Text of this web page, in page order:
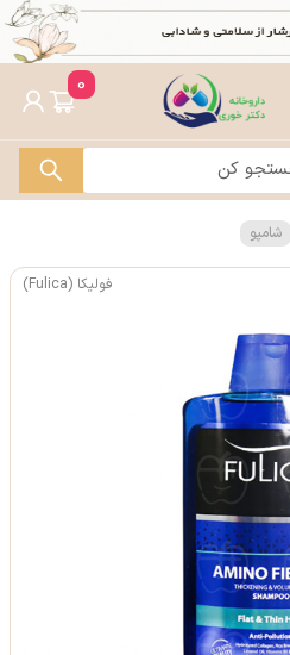
0
شامپو
فولیکا (Fulica)